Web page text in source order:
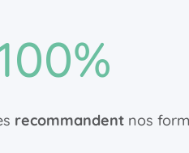
%
recommandentnos